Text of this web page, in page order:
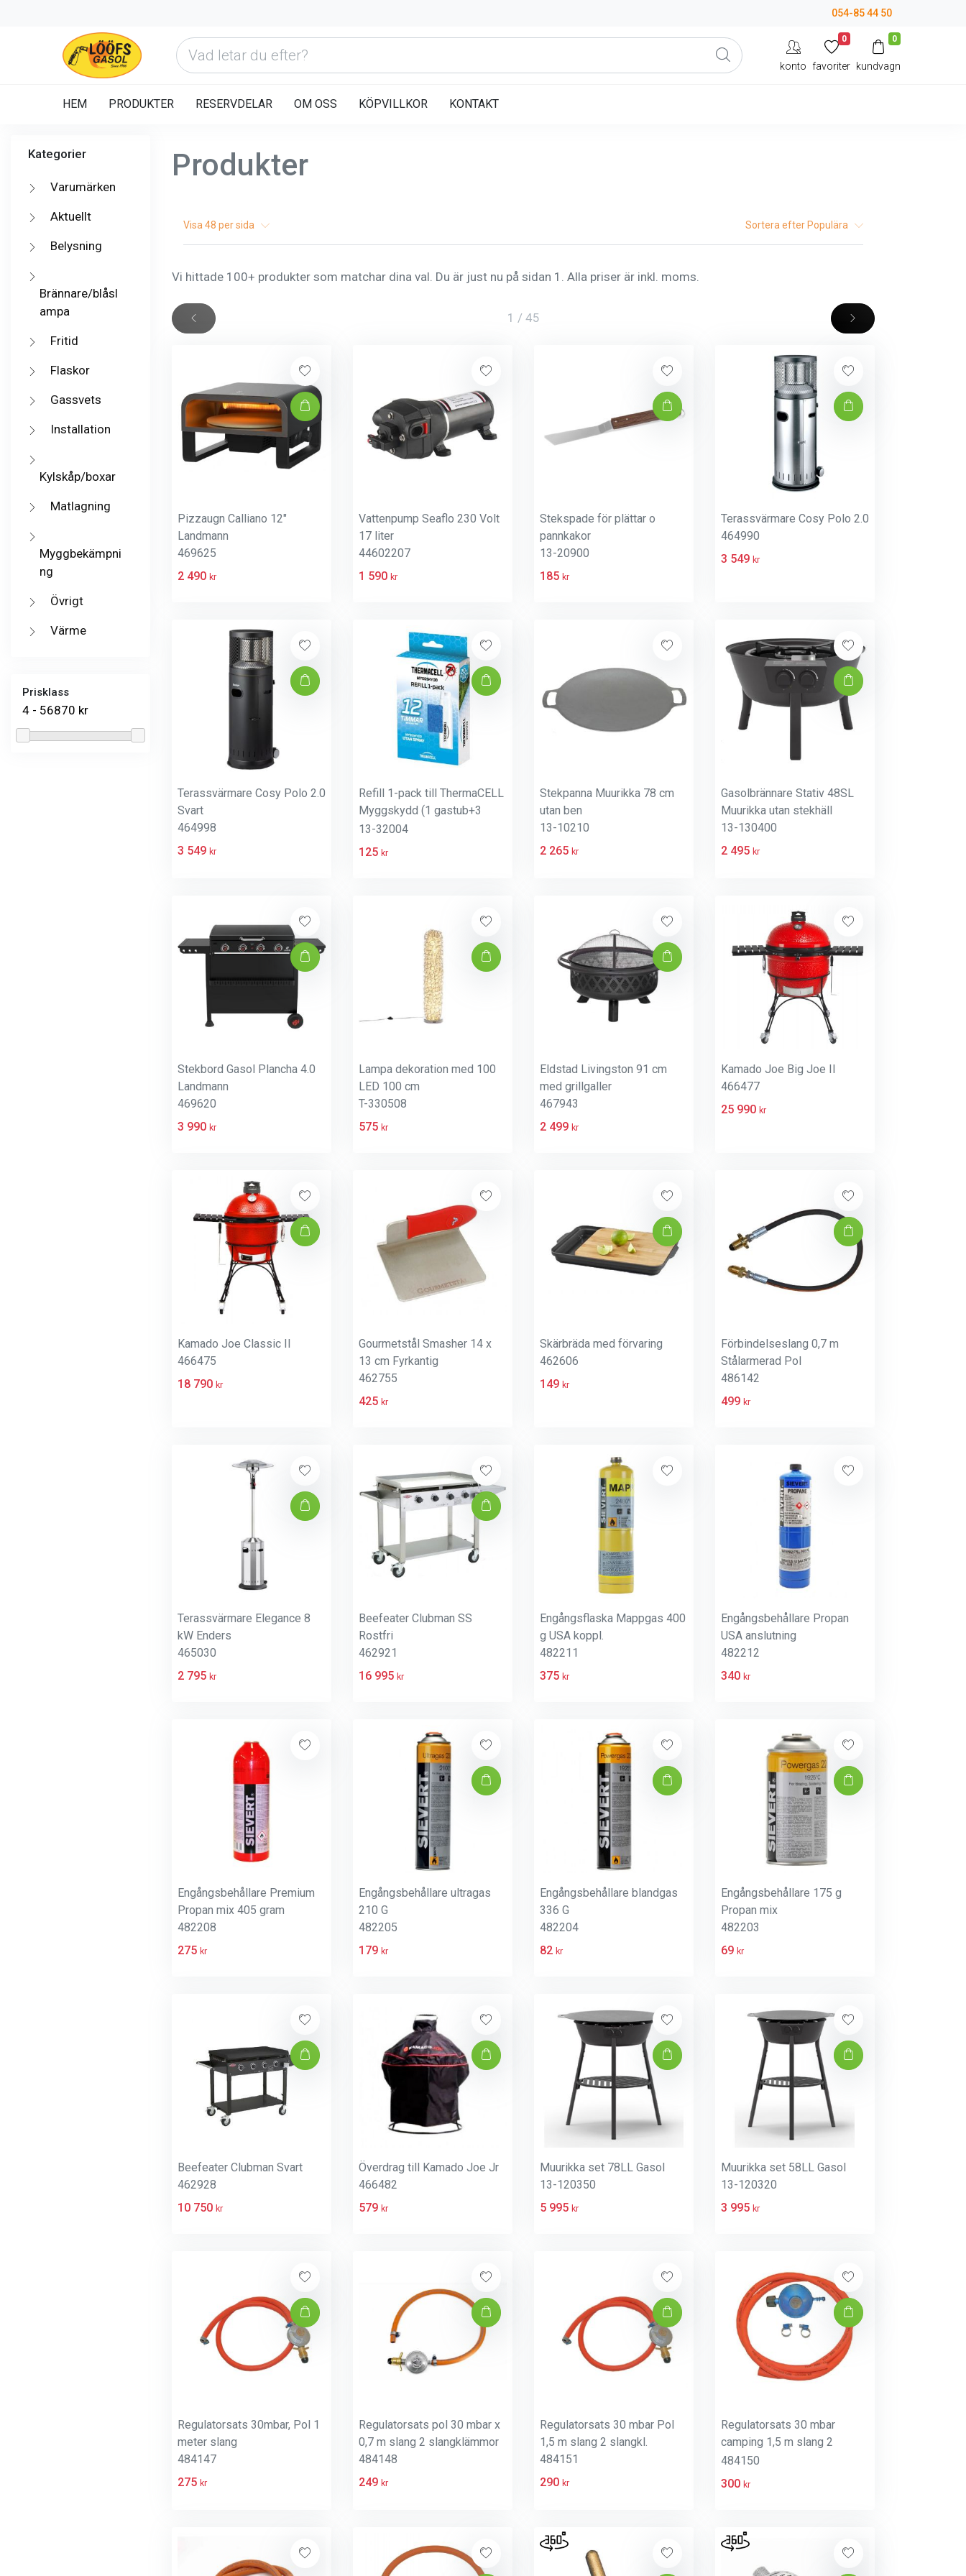
054-85 44 50
konto
0
favoriter
0
kundvagn
HEM PRODUKTER RESERVDELAR OM OSS KÖPVILLKOR KONTAKT
Kategorier
Varumärken
Aktuellt
Belysning
Brännare/blåsl
ampa
Fritid
Flaskor
Gassvets
Installation
Kylskåp/boxar
Matlagning
Myggbekämpni
ng
Övrigt
Värme
Prisklass
4 - 56870 kr
Produkter
Visa 48 per sida Sortera efter Populära
Vi hittade 100+ produkter som matchar dina val. Du är just nu på sidan 1. Alla priser är inkl. moms.
1 / 45
Pizzaugn Calliano 12"
Landmann
469625
2 490 kr
Vattenpump Seaflo 230 Volt
17 liter
44602207
1 590 kr
Stekspade för plättar o
pannkakor
13-20900
185 kr
Terassvärmare Cosy Polo 2.0
464990
3 549 kr
Terassvärmare Cosy Polo 2.0
Svart
464998
3 549 kr
Refill 1-pack till ThermaCELL
Myggskydd (1 gastub+3
mattor)
13-32004
125 kr
Stekpanna Muurikka 78 cm
utan ben
13-10210
2 265 kr
Gasolbrännare Stativ 48SL
Muurikka utan stekhäll
13-130400
2 495 kr
Stekbord Gasol Plancha 4.0
Landmann
469620
3 990 kr
Lampa dekoration med 100
LED 100 cm
T-330508
575 kr
Eldstad Livingston 91 cm
med grillgaller
467943
2 499 kr
Kamado Joe Big Joe II
466477
25 990 kr
Kamado Joe Classic II
466475
18 790 kr
Gourmetstål Smasher 14 x
13 cm Fyrkantig
462755
425 kr
Skärbräda med förvaring
462606
149 kr
Förbindelseslang 0,7 m
Stålarmerad Pol
486142
499 kr
Terassvärmare Elegance 8
kW Enders
465030
2 795 kr
Beefeater Clubman SS
Rostfri
462921
16 995 kr
Engångsflaska Mappgas 400
g USA koppl.
482211
375 kr
Engångsbehållare Propan
USA anslutning
482212
340 kr
Engångsbehållare Premium
Propan mix 405 gram
482208
275 kr
Engångsbehållare ultragas
210 G
482205
179 kr
Engångsbehållare blandgas
336 G
482204
82 kr
Engångsbehållare 175 g
Propan mix
482203
69 kr
Beefeater Clubman Svart
462928
10 750 kr
Överdrag till Kamado Joe Jr
466482
579 kr
Muurikka set 78LL Gasol
13-120350
5 995 kr
Muurikka set 58LL Gasol
13-120320
3 995 kr
Regulatorsats 30mbar, Pol 1
meter slang
484147
275 kr
Regulatorsats pol 30 mbar x
0,7 m slang 2 slangklämmor
484148
249 kr
Regulatorsats 30 mbar Pol
1,5 m slang 2 slangkl.
484151
290 kr
Regulatorsats 30 mbar
camping 1,5 m slang 2
slangkl
484150
300 kr